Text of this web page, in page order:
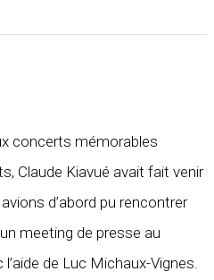
concerts mémorables
Claude Kiavué avait fait venir
d’abord pu rencontrer
meeting de presse au
de Luc Michaux-Vignes.